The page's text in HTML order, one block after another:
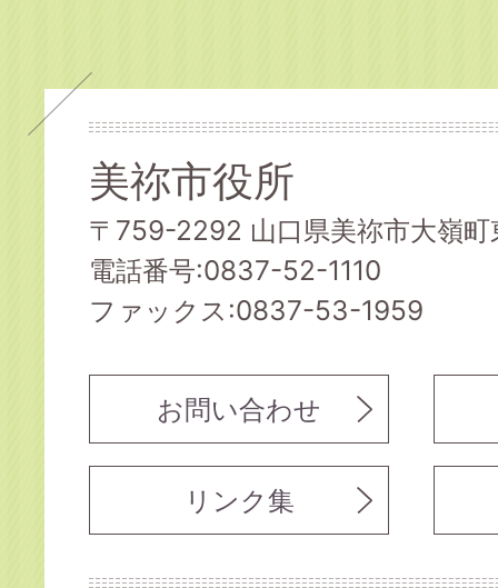
美祢市役所
〒759-2292 山口県美祢市大嶺
電話番号:0837-52-1110
ファックス:0837-53-1959
お問い合わせ
リンク集